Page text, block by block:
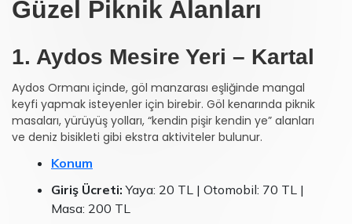
Güzel Piknik Alanları
1. Aydos Mesire Yeri – Kartal
Aydos Ormanı içinde, göl manzarası eşliğinde mangal
keyfi yapmak isteyenler için birebir. Göl kenarında piknik
masaları, yürüyüş yolları, “kendin pişir kendin ye” alanları
ve deniz bisikleti gibi ekstra aktiviteler bulunur.
Konum
Giriş Ücreti:Yaya: 20 TL | Otomobil: 70 TL |
Masa: 200 TL